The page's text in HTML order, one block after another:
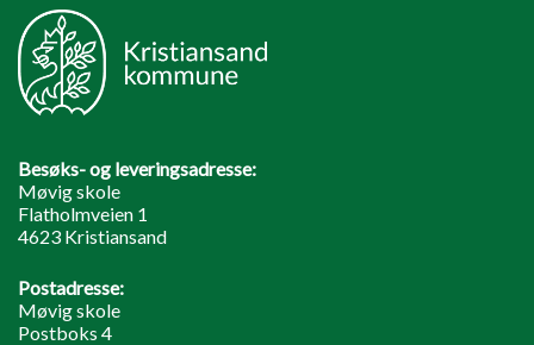
Besøks- og leveringsadresse:
Møvig skole
Flatholmveien 1
4623 Kristiansand
Postadresse:
Møvig skole
Postboks 4